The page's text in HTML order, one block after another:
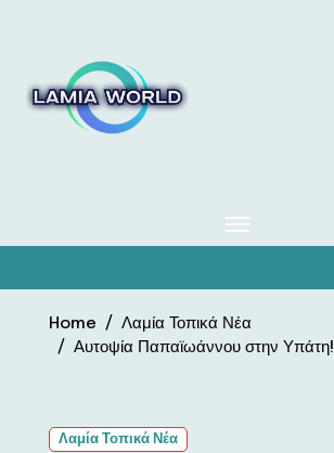
Home
Λαμία Τοπικά Νέα
Αυτοψία Παπαϊωάννου στην Υπάτη!
Λαμία Τοπικά Νέα